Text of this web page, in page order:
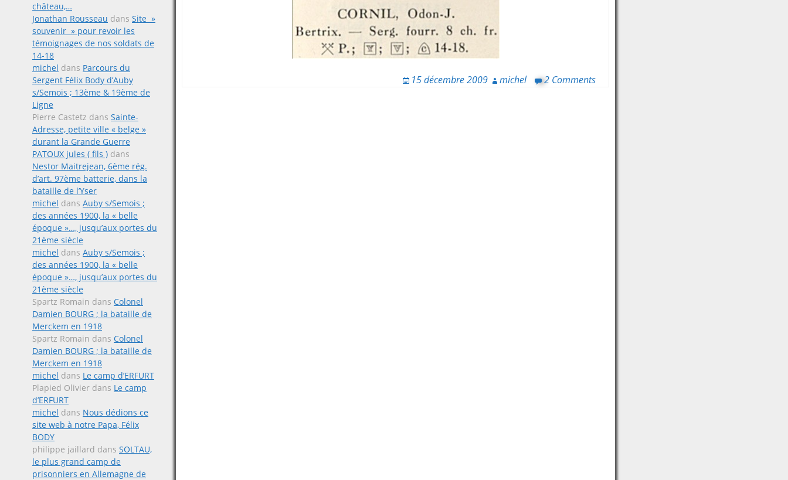
château,…
Jonathan Rousseau dans Site »
souvenir » pour revoir les
témoignages de nos soldats de
14-18
michel dans Parcours du
Sergent Félix Body d’Auby
s/Semois ; 13ème & 19ème de
Ligne
Pierre Castetz dans Sainte-
Adresse, petite ville « belge »
durant la Grande Guerre
PATOUX jules ( fils ) dans
Nestor Maitrejean, 6ème rég.
d’art. 97ème batterie, dans la
bataille de l’Yser
michel dans Auby s/Semois ;
des années 1900, la « belle
époque »…, jusqu’aux portes du
21ème siècle
michel dans Auby s/Semois ;
des années 1900, la « belle
époque »…, jusqu’aux portes du
21ème siècle
Spartz Romain dans Colonel
Damien BOURG ; la bataille de
Merckem en 1918
Spartz Romain dans Colonel
Damien BOURG ; la bataille de
Merckem en 1918
michel dans Le camp d’ERFURT
Plapied Olivier dans Le camp
d’ERFURT
michel dans Nous dédions ce
site web à notre Papa, Félix
BODY
philippe jaillard dans SOLTAU,
le plus grand camp de
prisonniers en Allemagne de
15 décembre 2009 michel 2 Comments